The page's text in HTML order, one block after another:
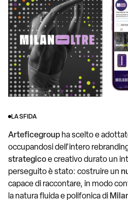
LA SFIDA
Arteficegroup ha scelto e
occupandosi dell’intero
strategicoe creativo durato un
perseguito è stato: costruire un
capace di raccontare, in modo
la natura fluida e polifonica di